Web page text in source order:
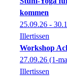
kommen
25.09.26 -
Illertissen
Workshop
27.09.26 (1-
Illertissen